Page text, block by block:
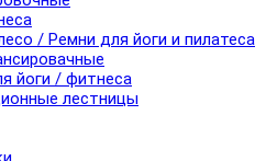
/ Ремни для йоги и пилатеса
йоги / фитнеса
лестницы